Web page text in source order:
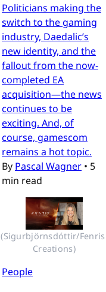
Politicians making the
switch to the gaming
industry, Daedalic’s
new identity, and the
fallout from the now-
completed EA
acquisition—the news
continues to be
exciting. And, of
course, gamescom
remains a hot topic.
By Pascal Wagner • 5
min read
(Sigurbjörnsdóttir/Fenris
Creations)
People